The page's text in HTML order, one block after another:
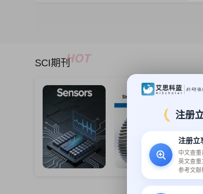
注册
注册立
中文查重
英文查
参考文献
SCI期刊